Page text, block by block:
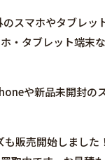
スマホやタブレッ
・タブレット端末
や新品未開封の
販売開始しました